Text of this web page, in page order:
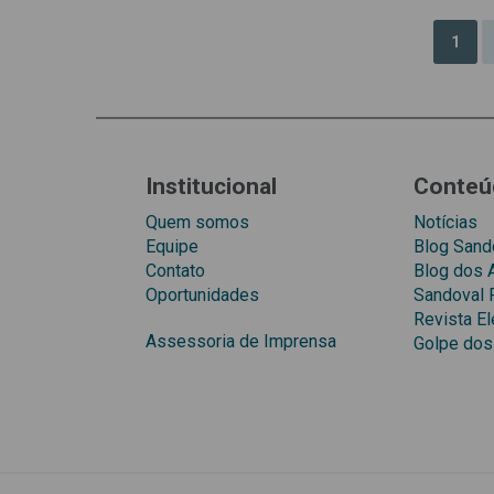
1
Institucional
Quem somos
Equipe
Contato
Oportunidades
Assessoria de Imprensa
Notícias
Blog
Blog dos
Sandoval
Revista
Golpe